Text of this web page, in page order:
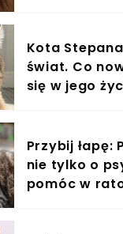
Kota
świat. Co
się w jego
Przybij łapę:
nie tylko o
pomóc w